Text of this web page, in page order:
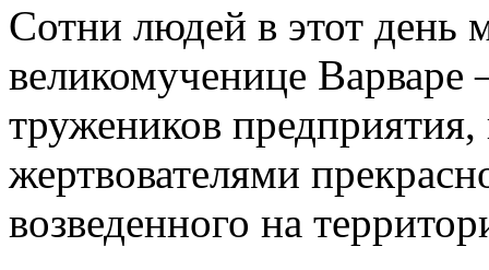
Сотни людей в этот день
великомученице Варваре
тружеников
жертвователями
возведенного на